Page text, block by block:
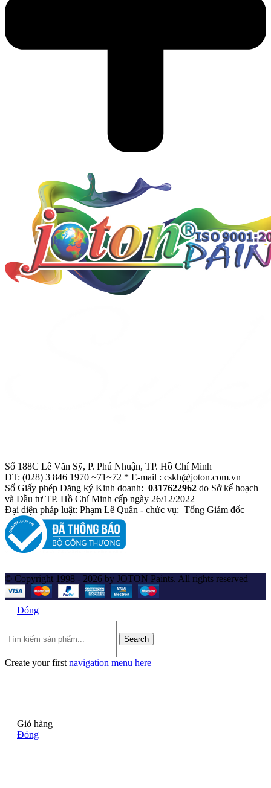
Số 188C Lê Văn Sỹ, P. Phú Nhuận, TP. Hồ Chí Minh
ĐT: (028) 3 846 1970 ~71~72 * E-mail : cskh@joton.com.vn
Số Giấy phép Đăng ký Kinh doanh: 0317622962 do Sở kế hoạch
và Đầu tư TP. Hồ Chí Minh cấp ngày 26/12/2022
Đại diện pháp luật: Phạm Lê Quân - chức vụ: Tổng Giám đốc
© Copyright 1998 - 2026 by JOTON Paints. All rights reserved
Đóng
Search
Create your firstnavigation menu here
Giỏ hàng
Đóng